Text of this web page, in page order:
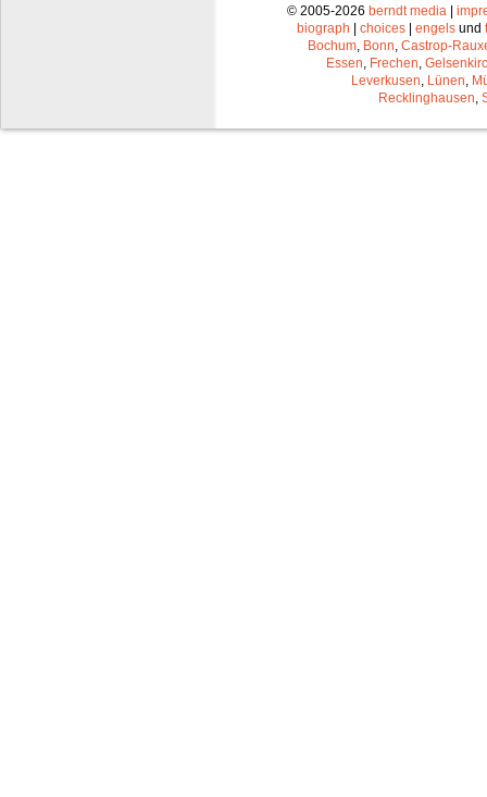
© 2005-2026 berndt media|
biograph
choices engels und
Bochum, Bonn, Castrop-
Essen, Frechen,
Leverkusen, Lünen,
Recklinghausen,